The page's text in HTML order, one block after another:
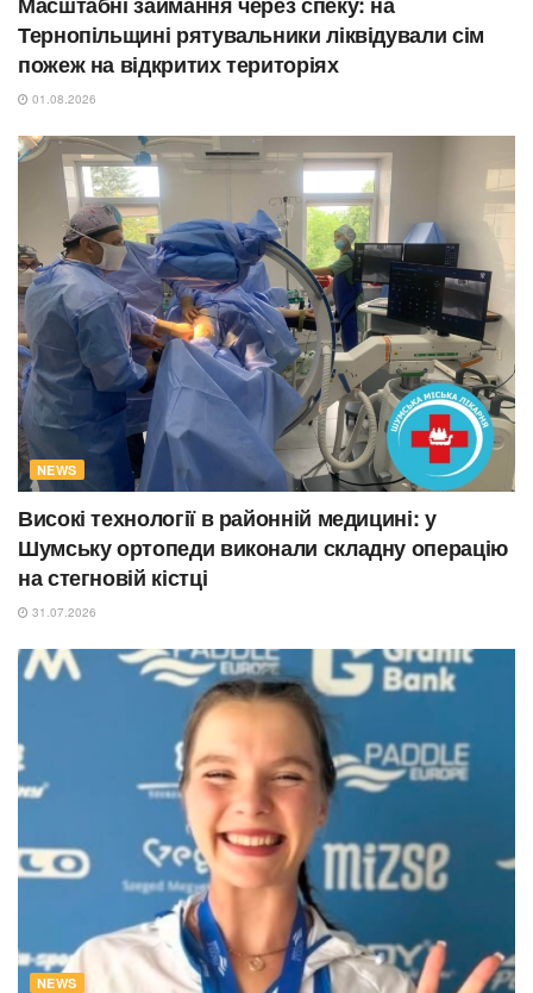
Тернопільщині рятувальники ліквідували сім
пожеж на відкритих територіях
01.08.2026
NEWS
Високі технології в районній медицині: у
Шумську ортопеди виконали складну операцію
на стегновій кістці
31.07.2026
NEWS